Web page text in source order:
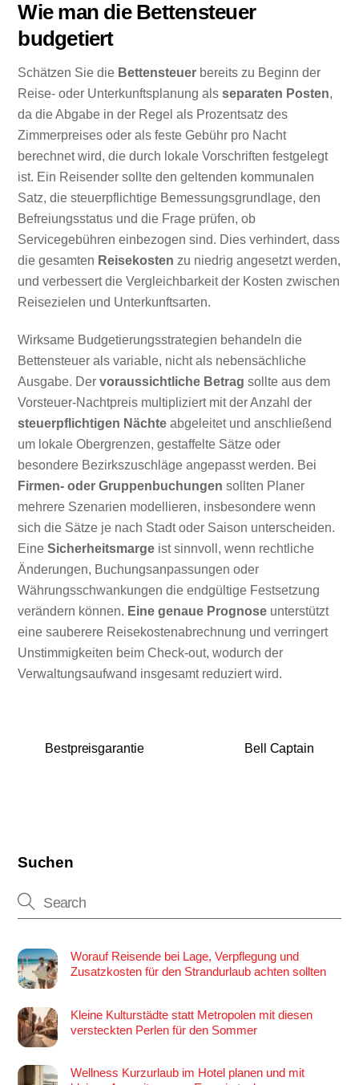
Wie man die Bettensteuer
budgetiert
Schätzen Sie die Bettensteuer bereits zu Beginn der
Reise- oder Unterkunftsplanung alsseparaten Posten,
da die Abgabe in der Regel als Prozentsatz des
Zimmerpreises oder als feste Gebühr pro Nacht
berechnet wird, die durch lokale Vorschriften festgelegt
ist. Ein Reisender sollte den geltenden kommunalen
Satz, die steuerpflichtige Bemessungsgrundlage, den
Befreiungsstatus und die Frage prüfen, ob
Servicegebühren einbezogen sind. Dies verhindert, dass
die gesamten Reisekosten zu niedrig angesetzt werden,
und verbessert die Vergleichbarkeit der Kosten zwischen
Reisezielen und Unterkunftsarten.
Wirksame Budgetierungsstrategien behandeln die
Bettensteuer als variable, nicht als nebensächliche
Ausgabe. Dervoraussichtliche Betrag sollte aus dem
Vorsteuer-Nachtpreis multipliziert mit der Anzahl der
steuerpflichtigen Nächte abgeleitet und anschließend
um lokale Obergrenzen, gestaffelte Sätze oder
besondere Bezirkszuschläge angepasst werden. Bei
Firmen- oder Gruppenbuchungen sollten Planer
mehrere Szenarien modellieren, insbesondere wenn
sich die Sätze je nach Stadt oder Saison unterscheiden.
EineSicherheitsmarge ist sinnvoll, wenn rechtliche
Änderungen, Buchungsanpassungen oder
Währungsschwankungen die endgültige Festsetzung
verändern können. Eine genaue Prognose unterstützt
eine sauberere Reisekostenabrechnung und verringert
Unstimmigkeiten beim Check-out, wodurch der
Verwaltungsaufwand insgesamt reduziert wird.
Bestpreisgarantie Bell Captain
Suchen
Worauf Reisende bei Lage, Verpflegung und
Zusatzkosten für den Strandurlaub achten sollten
Kleine Kulturstädte statt Metropolen mit diesen
versteckten Perlen für den Sommer
Wellness Kurzurlaub im Hotel planen und mit